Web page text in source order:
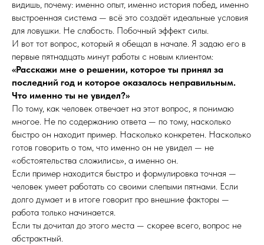
видишь, почему: именно опыт, именно история побед, именно
выстроенная система — всё это создаёт идеальные условия
для ловушки. Не слабость. Побочный эффект силы.
И вот тот вопрос, который я обещал в начале. Я задаю его в
первые пятнадцать минут работы с новым клиентом:
«Расскажи мне о решении, которое ты принял за
последний год и которое оказалось неправильным.
Что именно ты не увидел?»
По тому, как человек отвечает на этот вопрос, я понимаю
многое. Не по содержанию ответа — по тому, насколько
быстро он находит пример. Насколько конкретен. Насколько
готов говорить о том, что именно он не увидел — не
«обстоятельства сложились», а именно он.
Если пример находится быстро и формулировка точная —
человек умеет работать со своими слепыми пятнами. Если
долго думает и в итоге говорит про внешние факторы —
работа только начинается.
Если ты дочитал до этого места — скорее всего, вопрос не
абстрактный.